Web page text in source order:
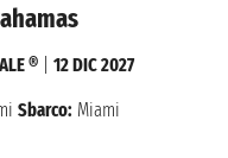
®
12 DIC 2027
Sbarco: Miami